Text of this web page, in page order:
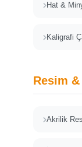
Hat &
Kaligrafi
Resim
Akrilik